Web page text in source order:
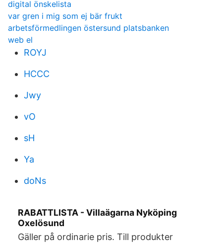
digital önskelista
var gren i mig som ej bär frukt
arbetsförmedlingen östersund platsbanken
web el
ROYJ
HCCC
Jwy
vO
sH
Ya
doNs
RABATTLISTA - Villaägarna Nyköping
Oxelösund
Gäller på ordinarie pris. Till produkter